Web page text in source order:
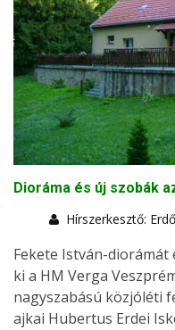
Dioráma és új szobák
Hírszerkesztő:
Fekete István-
ki a HM Verga
nagyszabású közjóléti
ajkai Hubertus Erdei